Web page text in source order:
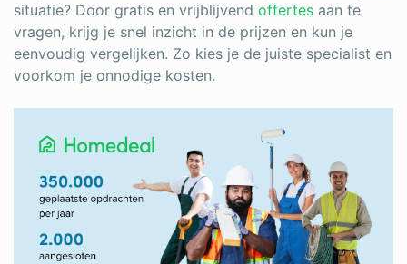
situatie? Door gratis en vrijblijvend offertes aan te
vragen, krijg je snel inzicht in de prijzen en kun je
eenvoudig vergelijken. Zo kies je de juiste specialist en
voorkom je onnodige kosten.